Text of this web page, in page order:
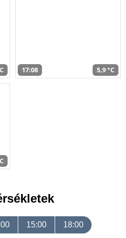
17:08 5,9 °C
15:00 18:00